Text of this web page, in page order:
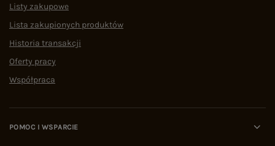
Listy zakupowe
Lista zakupionych produktów
Historia transakcji
Oferty pracy
Współpraca
POMOC I WSPARCIE